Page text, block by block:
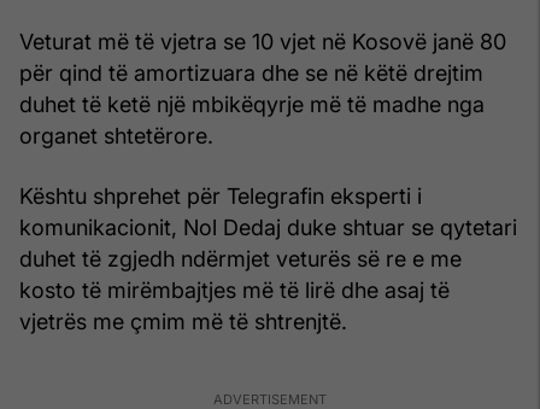
Veturat më të vjetra se 10 vjet në Kosovë janë 80
për qind të amortizuara dhe se në këtë drejtim
duhet të ketë një mbikëqyrje më të madhe nga
organet shtetërore.
Kështu shprehet për Telegrafin eksperti i
komunikacionit, Nol Dedaj duke shtuar se qytetari
duhet të zgjedh ndërmjet veturës së re e me
kosto të mirëmbajtjes më të lirë dhe asaj të
vjetrës me çmim më të shtrenjtë.